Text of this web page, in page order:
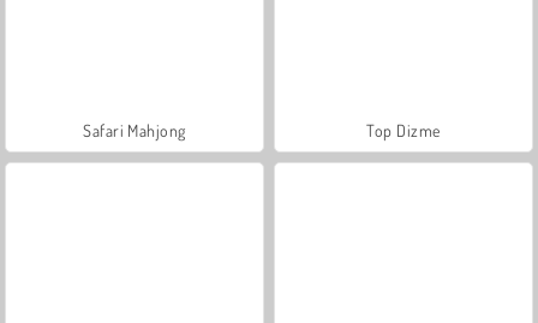
Safari Mahjong Top Dizme